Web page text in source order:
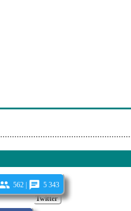
Twitter
562 | 5 343